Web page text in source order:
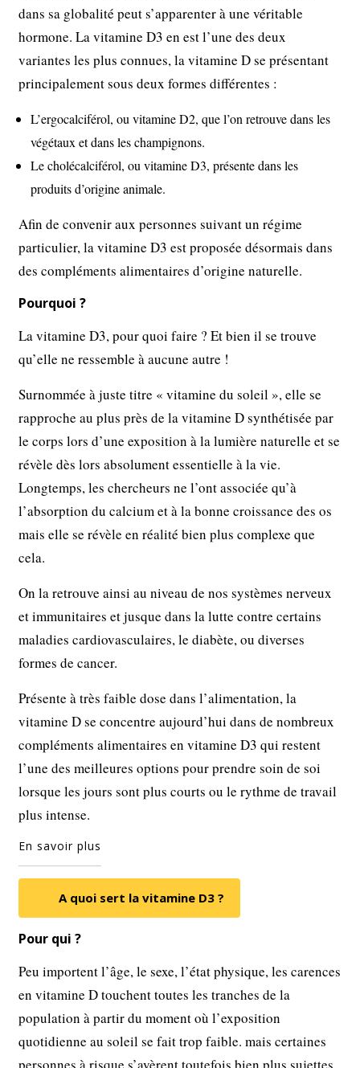
dans sa globalité peut s’apparenter à une véritable
hormone. La vitamine D3 en est l’une des deux
variantes les plus connues, la vitamine D se présentant
principalement sous deux formes différentes :
L’ergocalciférol, ou vitamine D2, que l’on retrouve dans les
végétaux et dans les champignons.
Le cholécalciférol, ou vitamine D3, présente dans les
produits d’origine animale.
Afin de convenir aux personnes suivant un régime
particulier, la vitamine D3 est proposée désormais dans
des compléments alimentaires d’origine naturelle.
Pourquoi ?
La vitamine D3, pour quoi faire ? Et bien il se trouve
qu’elle ne ressemble à aucune autre !
Surnommée à juste titre « vitamine du soleil », elle se
rapproche au plus près de la vitamine D synthétisée par
le corps lors d’une exposition à la lumière naturelle et se
révèle dès lors absolument essentielle à la vie.
Longtemps, les chercheurs ne l’ont associée qu’à
l’absorption du calcium et à la bonne croissance des os
mais elle se révèle en réalité bien plus complexe que
cela.
On la retrouve ainsi au niveau de nos systèmes nerveux
et immunitaires et jusque dans la lutte contre certains
maladies cardiovasculaires, le diabète, ou diverses
formes de cancer.
Présente à très faible dose dans l’alimentation, la
vitamine D se concentre aujourd’hui dans de nombreux
compléments alimentaires en vitamine D3 qui restent
l’une des meilleures options pour prendre soin de soi
lorsque les jours sont plus courts ou le rythme de travail
plus intense.
En savoir plus
A quoi sert la vitamine D3 ?
Pour qui ?
Peu importent l’âge, le sexe, l’état physique, les carences
en vitamine D touchent toutes les tranches de la
population à partir du moment où l’exposition
quotidienne au soleil se fait trop faible. mais certaines
personnes à risque s’avèrent toutefois bien plus sujettes